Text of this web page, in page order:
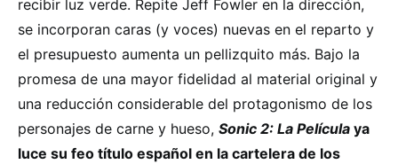
recibir luz verde. Repite Jeff Fowler en la dirección,
se incorporan caras (y voces) nuevas en el reparto y
el presupuesto aumenta un pellizquito más. Bajo la
promesa de una mayor fidelidad al material original y
una reducción considerable del protagonismo de los
personajes de carne y hueso, Sonic 2: La Película ya
luce su feo título español en la cartelera de los